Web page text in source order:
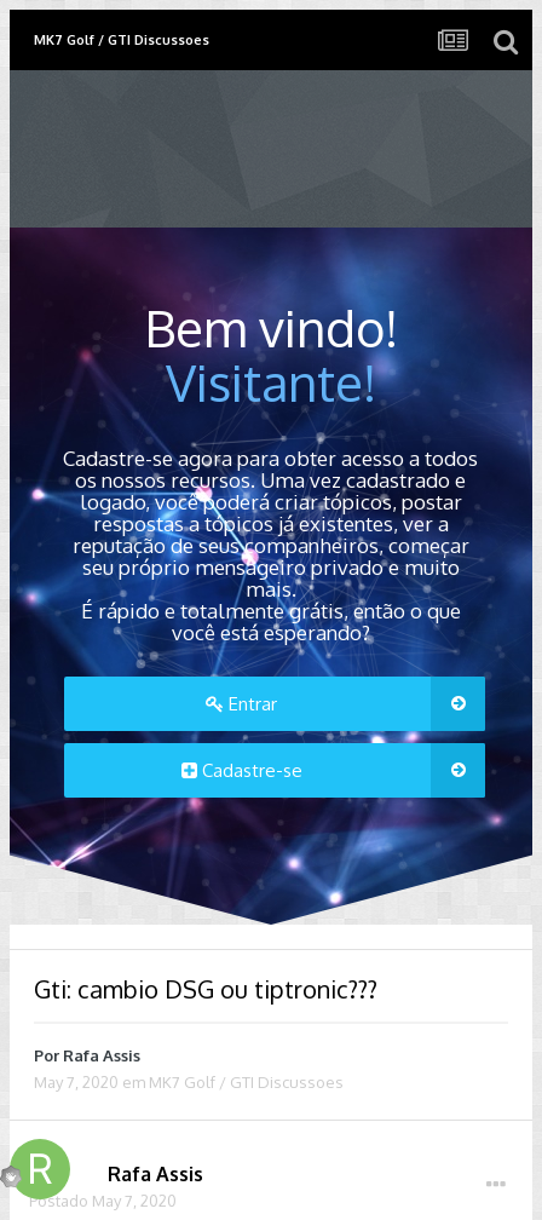
MK7 Golf / GTI Discussoes
Bem vindo!
Visitante!
Cadastre-se agora para obter acesso a todos
os nossos recursos. Uma vez cadastrado e
logado, você poderá criar tópicos, postar
respostas a tópicos já existentes, ver a
reputação de seus companheiros, começar
seu próprio mensageiro privado e muito
mais.
É rápido e totalmente grátis, então o que
você está esperando?
Entrar
Cadastre-se
Gti: cambio DSG ou tiptronic???
Por Rafa Assis
May 7, 2020 em MK7 Golf / GTI Discussoes
Rafa Assis
Postado May 7, 2020